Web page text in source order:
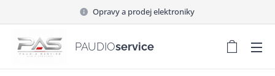
Opravy a prodej elektroniky
PAUDIOservice